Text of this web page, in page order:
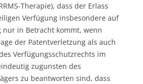
Therapie), dass der Erlass
Verfügung insbesondere auf
nur in Betracht kommt, wenn
der Patentverletzung als auch
Verfügungsschutzrechts im
zugunsten des
zu beantworten sind, dass